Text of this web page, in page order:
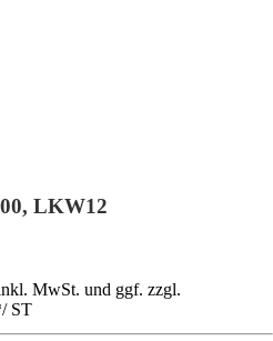
LKW12
MwSt. und ggf. zzgl.
/ ST